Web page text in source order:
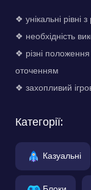
❖ унікальні рівні
❖ необхідність
❖ різні
оточенням
❖ захопливий
Категорії:
Казуальні